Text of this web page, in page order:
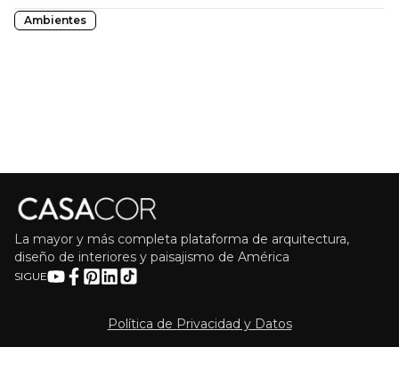
Ambientes
La mayor y más completa plataforma de arquitectura,
diseño de interiores y paisajismo de América
SIGUE
Política de Privacidad y Datos